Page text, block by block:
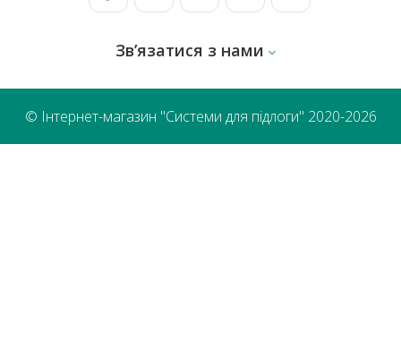
Зв’язатися з нами
© Інтернет-магазин "Системи для підлоги" 2020-2026